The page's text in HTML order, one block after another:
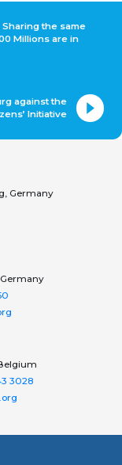
Sharing the same
Millions are in
against the
Initiative
Germany
Germany
3028